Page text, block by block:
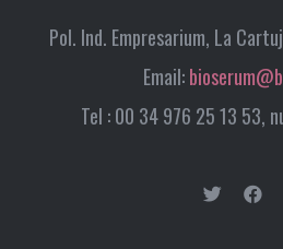
Pol. Ind. Empresarium, La
Email:
Tel : 00 34 976 25 13 53,